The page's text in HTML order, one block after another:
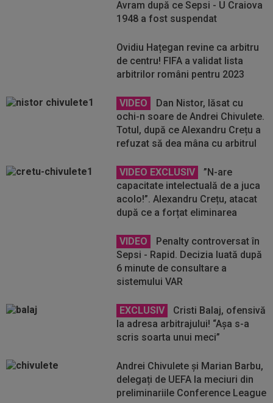
Avram după ce Sepsi - U Craiova
1948 a fost suspendat
Ovidiu Hațegan revine ca arbitru
de centru! FIFA a validat lista
arbitrilor români pentru 2023
VIDEO
Dan Nistor, lăsat cu
ochi-n soare de Andrei Chivulete.
Totul, după ce Alexandru Crețu a
refuzat să dea mâna cu arbitrul
VIDEO EXCLUSIV
”N-are
capacitate intelectuală de a juca
acolo!”. Alexandru Crețu, atacat
după ce a forțat eliminarea
VIDEO
Penalty controversat în
Sepsi - Rapid. Decizia luată după
6 minute de consultare a
sistemului VAR
EXCLUSIV
Cristi Balaj, ofensivă
la adresa arbitrajului! “Așa s-a
scris soarta unui meci”
Andrei Chivulete și Marian Barbu,
delegați de UEFA la meciuri din
preliminariile Conference League